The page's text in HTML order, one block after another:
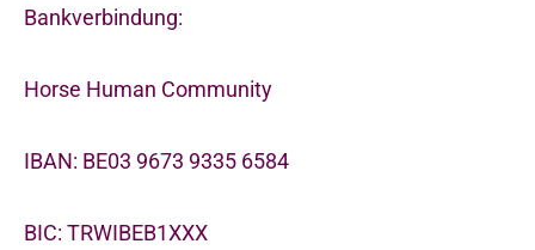
Bankverbindung:
Horse Human Community
IBAN: BE03 9673 9335 6584
BIC: TRWIBEB1XXX